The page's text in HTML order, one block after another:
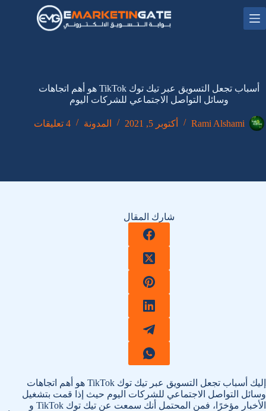
التجاوز
إلى
المحتوى
أسباب تجعل التسويق عبر تيك توك TikTok هو أهم اتجاهات
وسائل التواصل الاجتماعي للشركات اليوم
Rami Alshami أكتوبر 5, 2021 المدونة 4 تعليقات
شارك المقال
إليك أسباب تجعل التسويق عبر تيك توك TikTok هو أهم اتجاهات
وسائل التواصل الاجتماعي للشركات اليوم حيث إذا قمت بتشغيل
الأخبار مؤخرًا، فمن المحتمل أنك سمعت عن تيك توك TikTok و